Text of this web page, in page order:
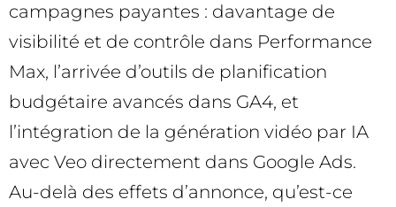
campagnes payantes : davantage de
visibilité et de contrôle dans Performance
Max, l’arrivée d’outils de planification
budgétaire avancés dans GA4, et
l’intégration de la génération vidéo par IA
avec Veo directement dans Google Ads.
Au-delà des effets d’annonce, qu’est-ce